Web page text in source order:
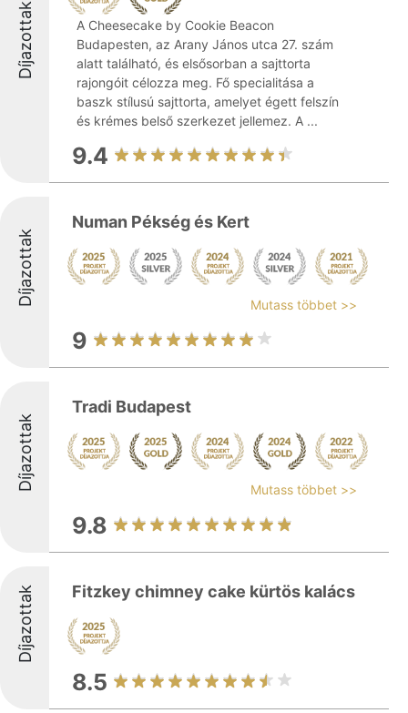
Díjazottak
A Cheesecake by Cookie Beacon
Budapesten, az Arany János utca 27. szám
alatt található, és elsősorban a sajttorta
rajongóit célozza meg. Fő specialitása a
baszk stílusú sajttorta, amelyet égett felszín
és krémes belső szerkezet jellemez. A ...
9.4
Díjazottak
Numan Pékség és Kert
Mutass többet >>
9
Díjazottak
Tradi Budapest
Mutass többet >>
9.8
Díjazottak Fitzkey chimney cake kürtös kalács
8.5